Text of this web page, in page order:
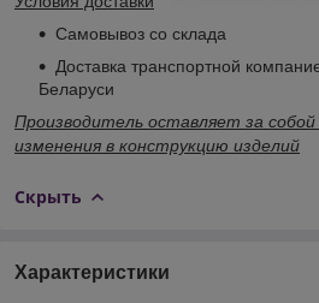
Самовывоз со склада
Доставка транспортной
Беларуси
Производитель оставляет за
изменения в конструкцию изделий
Скрыть
Характеристики